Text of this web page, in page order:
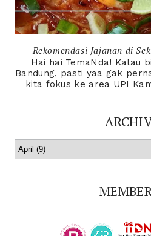
Rekomendasi Jajanan di
Hai hai TemaNda! Kalau
Bandung, pasti yaa gak
kita fokus ke area UPI